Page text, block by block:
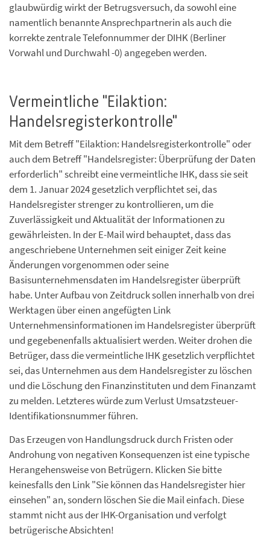
glaubwürdig wirkt der Betrugsversuch, da sowohl eine
namentlich benannte Ansprechpartnerin als auch die
korrekte zentrale Telefonnummer der DIHK (Berliner
Vorwahl und Durchwahl -0) angegeben werden.
Vermeintliche "Eilaktion:
Handelsregisterkontrolle"
Mit dem Betreff "Eilaktion: Handelsregisterkontrolle" oder
auch dem Betreff "Handelsregister: Überprüfung der Daten
erforderlich" schreibt eine vermeintliche IHK, dass sie seit
dem 1. Januar 2024 gesetzlich verpflichtet sei, das
Handelsregister strenger zu kontrollieren, um die
Zuverlässigkeit und Aktualität der Informationen zu
gewährleisten. In der E-Mail wird behauptet, dass das
angeschriebene Unternehmen seit einiger Zeit keine
Änderungen vorgenommen oder seine
Basisunternehmensdaten im Handelsregister überprüft
habe. Unter Aufbau von Zeitdruck sollen innerhalb von drei
Werktagen über einen angefügten Link
Unternehmensinformationen im Handelsregister überprüft
und gegebenenfalls aktualisiert werden. Weiter drohen die
Betrüger, dass die vermeintliche IHK gesetzlich verpflichtet
sei, das Unternehmen aus dem Handelsregister zu löschen
und die Löschung den Finanzinstituten und dem Finanzamt
zu melden. Letzteres würde zum Verlust Umsatzsteuer-
Identifikationsnummer führen.
Das Erzeugen von Handlungsdruck durch Fristen oder
Androhung von negativen Konsequenzen ist eine typische
Herangehensweise von Betrügern. Klicken Sie bitte
keinesfalls den Link "Sie können das Handelsregister hier
einsehen" an, sondern löschen Sie die Mail einfach. Diese
stammt nicht aus der IHK-Organisation und verfolgt
betrügerische Absichten!